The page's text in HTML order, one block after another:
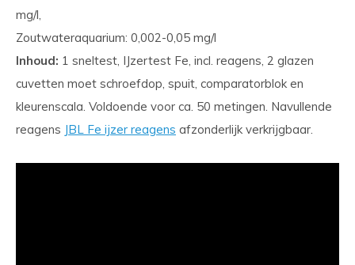
mg/l,
Zoutwateraquarium: 0,002-0,05 mg/l
Inhoud: 1 sneltest, IJzertest Fe, incl. reagens, 2 glazen
cuvetten moet schroefdop, spuit, comparatorblok en
kleurenscala. Voldoende voor ca. 50 metingen. Navullende
reagens JBL Fe ijzer reagens afzonderlijk verkrijgbaar.